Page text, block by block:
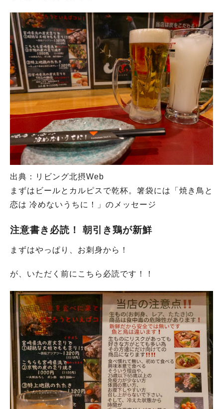
出典：リビング北摂Web
まずはビールとカルピスで乾杯。箸袋には「焼き鳥と
恋は 冷めないうちに！」のメッセージ
注意書き必読！ 朝引き鶏が新鮮
まずはやっぱり、お刺身から！
が、いただく前にこちら必読です！！